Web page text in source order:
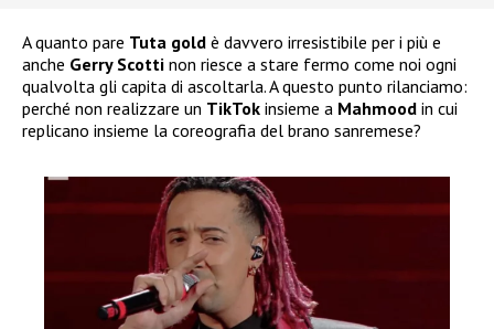
A quanto pare Tuta gold è davvero irresistibile per i più e
anche Gerry Scotti non riesce a stare fermo come noi ogni
qualvolta gli capita di ascoltarla. A questo punto rilanciamo:
perché non realizzare un TikTok insieme a Mahmood in cui
replicano insieme la coreografia del brano sanremese?